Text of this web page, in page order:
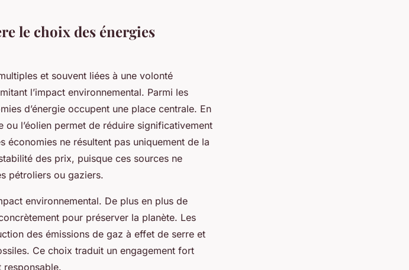
le choix des énergies
et souvent liées à une volonté
l’impact environnemental. Parmi les
d’énergie occupent une place centrale. En
l’éolien permet de réduire significativement
économies ne résultent pas uniquement de la
des prix, puisque ces sources ne
pétroliers ou gaziers.
environnemental. De plus en plus de
pour préserver la planète. Les
des émissions de gaz à effet de serre et
Ce choix traduit un engagement fort
responsable.